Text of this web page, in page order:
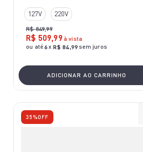
127V 220V
R$ 849,99
R$ 509,99 à vista
ou até 6x R$ 84,99sem juros
ADICIONAR AO CARRINHO
35%OFF